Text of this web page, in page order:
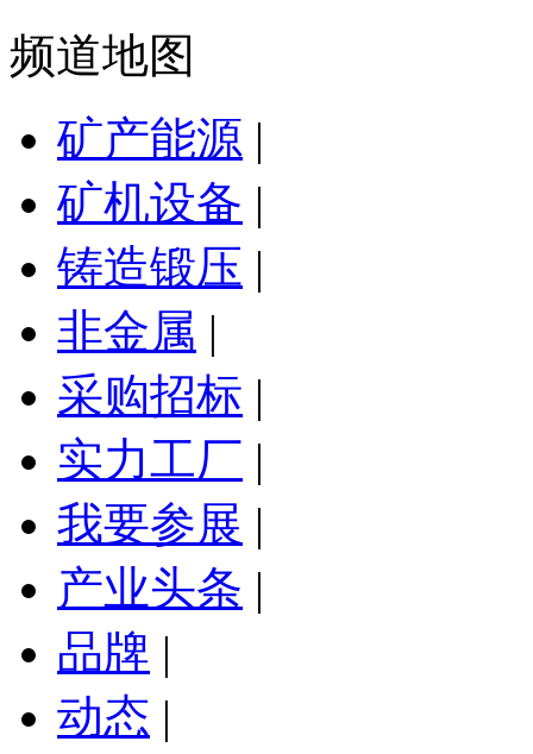
频道地图
矿产能源 |
矿机设备 |
铸造锻压 |
非金属 |
采购招标 |
实力工厂 |
我要参展 |
产业头条 |
品牌 |
动态 |